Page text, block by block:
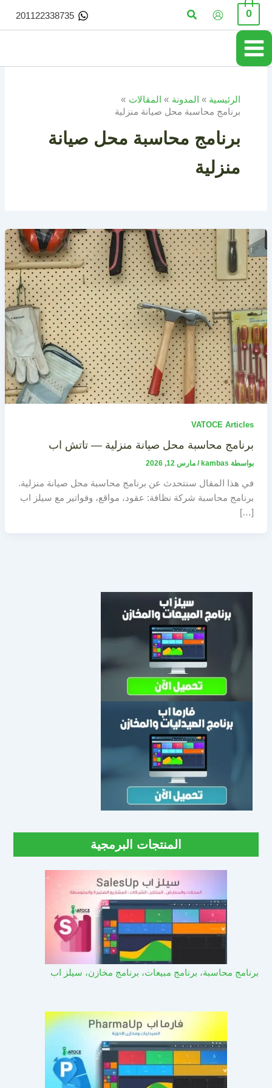
تخطي
المحتوى
0 البحث 201122338735
الرئيسية المدونة
المقالات
برنامج محاسبة محل صيانة منزلية
برنامج محاسبة محل صيانة
منزلية
VATOCE Articles
برنامج محاسبة محل صيانة منزلية — تاتش اب
بواسطة kambas
/ مارس 12, 2026
في هذا المقال سنتحدث عن برنامج محاسبة محل صيانة منزلية.
برنامج محاسبة شركة نظافة: عقود، مواقع، وفواتير مع سيلز اب
[…]
المنتجات البرمجية
برنامج محاسبة، برنامج مبيعات، برنامج مخازن، سيلز اب